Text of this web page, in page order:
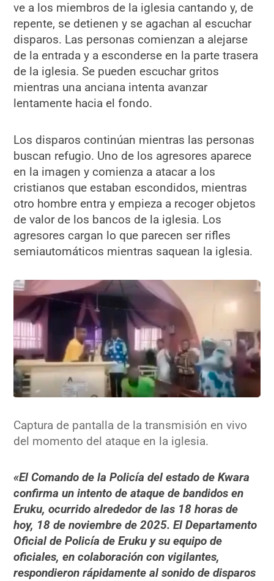
ve a los miembros de la iglesia cantando y, de
repente, se detienen y se agachan al escuchar
disparos. Las personas comienzan a alejarse
de la entrada y a esconderse en la parte trasera
de la iglesia. Se pueden escuchar gritos
mientras una anciana intenta avanzar
lentamente hacia el fondo.
Los disparos continúan mientras las personas
buscan refugio. Uno de los agresores aparece
en la imagen y comienza a atacar a los
cristianos que estaban escondidos, mientras
otro hombre entra y empieza a recoger objetos
de valor de los bancos de la iglesia. Los
agresores cargan lo que parecen ser rifles
semiautomáticos mientras saquean la iglesia.
Captura de pantalla de la transmisión en vivo
del momento del ataque en la iglesia.
«El Comando de la Policía del estado de Kwara
confirma un intento de ataque de bandidos en
Eruku, ocurrido alrededor de las 18 horas de
hoy, 18 de noviembre de 2025. El Departamento
Oficial de Policía de Eruku y su equipo de
oficiales, en colaboración con vigilantes,
respondieron rápidamente al sonido de disparos